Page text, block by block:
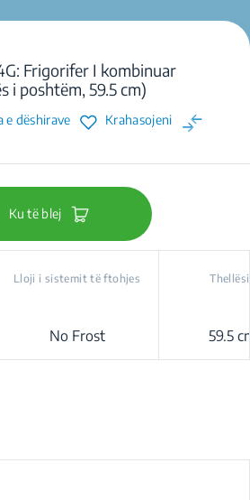
Frigorifer I kombinuar
i poshtëm, 59.5 cm)
e dëshirave Krahasojeni
Ku të blej
Lloji i sistemit të ftohjes
No Frost 59.5